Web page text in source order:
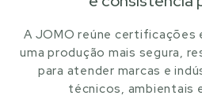
A JOMO reúne certificações
uma produção mais segura,
para atender marcas e
técnicos, ambientais